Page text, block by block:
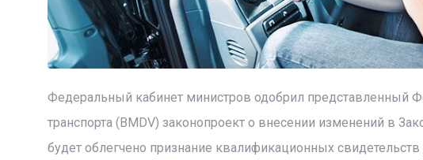
Федеральный кабинет министров одобрил представленный
транспорта (BMDV) законопроект о внесении изменений в
будет облегчено признание квалификационных